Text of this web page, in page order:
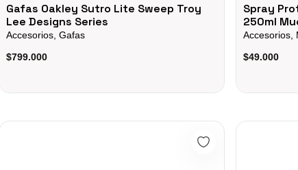
Gafas Oakley Sutro Lite Sweep Troy
Lee Designs Series
Accesorios, Gafas
$799.000
Spray
250ml
Accesorios,
$49.000
Lubricante Ceramico Wet Lube Muc-off C3 50ml Bicicletas Mtb
Grasa